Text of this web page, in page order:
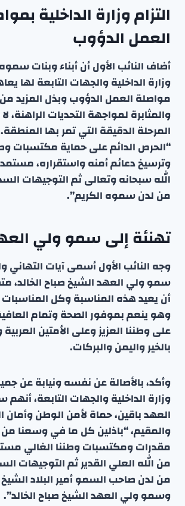
التزام وزارة الداخلية
العمل الدؤوب
أضاف النائب الأول أن أبناء وبنات
وزارة الداخلية والجهات التابعة لها
مواصلة العمل الدؤوب وبذل المزيد
والمثابرة لمواجهة التحديات
المرحلة الدقيقة التي تمر بها
“الحرص الدائم على حماية مكتسبات
وترسيخ دعائم أمنه واستقراره،
الله سبحانه وتعالى ثم التوجيهات
من لدن سموه الكريم”.
تهنئة إلى سمو ولي
وجه النائب الأول أسمى آيات التهاني
سمو ولي العهد الشيخ صباح الخالد،
أن يعيد هذه المناسبة وكل
وهو ينعم بموفور الصحة وتمام
على وطننا العزيز وعلى الأمتين
بالخير واليمن والبركات.
وأكد، بالأصالة عن نفسه ونيابة عن
وزارة الداخلية والجهات التابعة،
العهد باقين، حماة لأمن الوطن وأمان
والمقيم، “باذلين كل ما في وسعنا
مقدرات ومكتسبات وطننا الغالي
من الله العلي القدير ثم التوجيهات
من لدن صاحب السمو أمير البلاد
وسمو ولي العهد الشيخ صباح الخالد”.